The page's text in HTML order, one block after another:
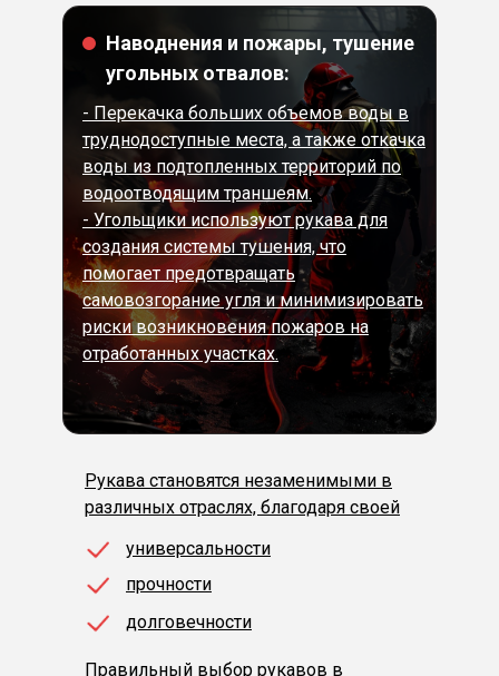
долговечности
прочности
универсальности
Правильный выбор рукавов в
Рукава становятся незаменимыми в
различных отраслях, благодаря своей
- Перекачка больших объемов воды в
труднодоступные места, а также откачка
воды из подтопленных территорий по
водоотводящим траншеям.
- Угольщики используют рукава для
создания системы тушения, что
помогает предотвращать
самовозгорание угля и минимизировать
риски возникновения пожаров на
отработанных участках.
Наводнения и пожары, тушение
угольных отвалов: